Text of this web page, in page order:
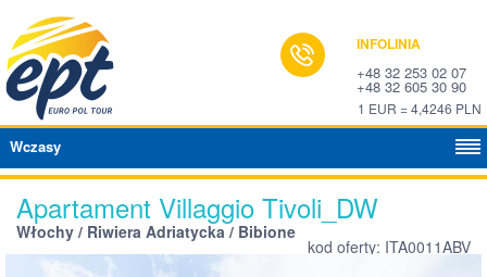
INFOLINIA
+48 32 253 02 07
+48 32 605 30 90
1 EUR = 4,4246 PLN
Wczasy
Apartament Villaggio Tivoli_DW
Włochy / Riwiera Adriatycka / Bibione
kod oferty: ITA0011ABV